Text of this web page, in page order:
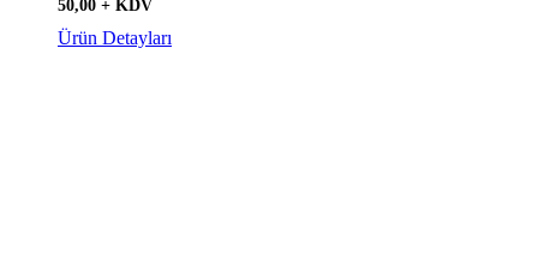
50,00 + KDV
Ürün Detayları